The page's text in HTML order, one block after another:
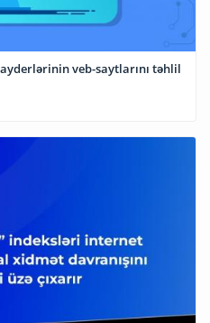
veb-saytlarını təhlil